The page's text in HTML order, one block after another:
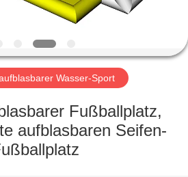
Wasser-Sport
Fußballplatz,
aufblasbaren Seifen-